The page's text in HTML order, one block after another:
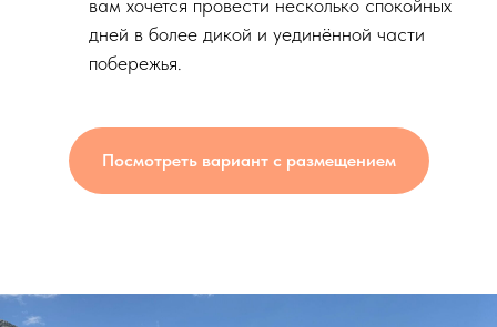
вам хочется провести несколько спокойных
дней в более дикой и уединённой части
побережья.
Посмотреть вариант с размещением